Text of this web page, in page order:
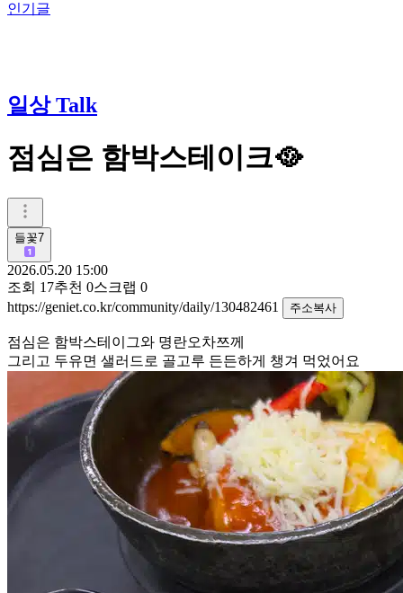
인기글
일상 Talk
점심은 함박스테이크🥘
들꽃7
2026.05.20 15:00
조회 17추천 0스크랩 0
https://geniet.co.kr/community/daily/130482461
주소복사
점심은 함박스테이그와 명란오차쯔께
그리고 두유면 샐러드로 골고루 든든하게 챙겨 먹었어요